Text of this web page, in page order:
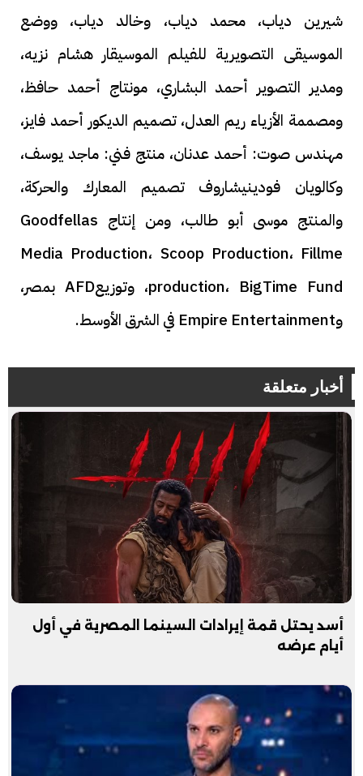
شيرين دياب، محمد دياب، وخالد دياب، ووضع
الموسيقى التصويرية للفيلم الموسيقار هشام نزيه،
ومدير التصوير أحمد البشاري، مونتاج أحمد حافظ،
ومصممة الأزياء ريم العدل، تصميم الديكور أحمد فايز،
مهندس صوت: أحمد عدنان، منتج فني: ماجد يوسف،
وكالويان فودينيشاروف تصميم المعارك والحركة،
والمنتج موسى أبو طالب، ومن إنتاج Goodfellas
Media Production، Scoop Production، Fillme
production، BigTime Fund، وتوزيعAFD بمصر،
وEmpire Entertainment في الشرق الأوسط.
أخبار متعلقة
أسد يحتل قمة إيرادات السينما المصرية في أول
أيام عرضه